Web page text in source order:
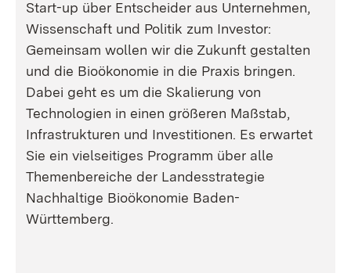
Start-up über Entscheider aus Unternehmen,
Wissenschaft und Politik zum Investor:
Gemeinsam wollen wir die Zukunft gestalten
und die Bioökonomie in die Praxis bringen.
Dabei geht es um die Skalierung von
Technologien in einen größeren Maßstab,
Infrastrukturen und Investitionen. Es erwartet
Sie ein vielseitiges Programm über alle
Themenbereiche der Landesstrategie
Nachhaltige Bioökonomie Baden-
Württemberg.